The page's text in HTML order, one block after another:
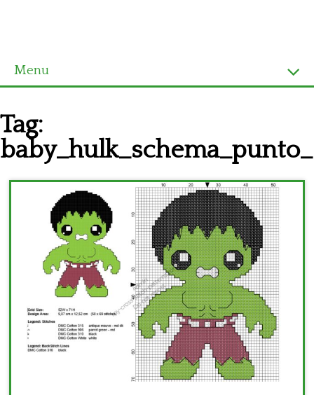
Menu
Ultimi schemi
Alfabeto
Tag: